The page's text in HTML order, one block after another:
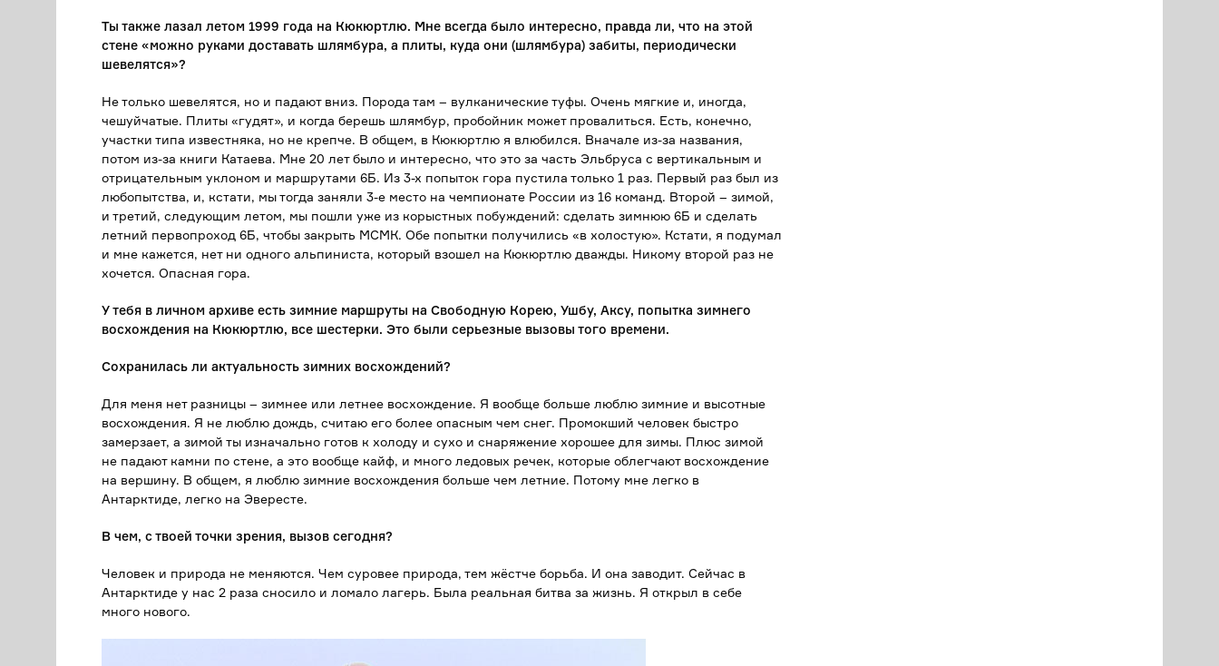
Ты также лазал летом 1999 года на Кюкюртлю. Мне всегда было интересно, правда ли, что на этой
стене «можно руками доставать шлямбура, а плиты, куда они (шлямбура) забиты, периодически
шевелятся»?
Не только шевелятся, но и падают вниз. Порода там – вулканические туфы. Очень мягкие и, иногда,
чешуйчатые. Плиты «гудят», и когда берешь шлямбур, пробойник может провалиться. Есть, конечно,
участки типа известняка, но не крепче. В общем, в Кюкюртлю я влюбился. Вначале из-за названия,
потом из-за книги Катаева. Мне 20 лет было и интересно, что это за часть Эльбруса с вертикальным и
отрицательным уклоном и маршрутами 6Б. Из 3-х попыток гора пустила только 1 раз. Первый раз был из
любопытства, и, кстати, мы тогда заняли 3-е место на чемпионате России из 16 команд. Второй – зимой,
и третий, следующим летом, мы пошли уже из корыстных побуждений: сделать зимнюю 6Б и сделать
летний первопроход 6Б, чтобы закрыть МСМК. Обе попытки получились «в холостую». Кстати, я подумал
и мне кажется, нет ни одного альпиниста, который взошел на Кюкюртлю дважды. Никому второй раз не
хочется. Опасная гора.
У тебя в личном архиве есть зимние маршруты на Свободную Корею, Ушбу, Аксу, попытка зимнего
восхождения на Кюкюртлю, все шестерки. Это были серьезные вызовы того времени.
Сохранилась ли актуальность зимних восхождений?
Для меня нет разницы – зимнее или летнее восхождение. Я вообще больше люблю зимние и высотные
восхождения. Я не люблю дождь, считаю его более опасным чем снег. Промокший человек быстро
замерзает, а зимой ты изначально готов к холоду и сухо и снаряжение хорошее для зимы. Плюс зимой
не падают камни по стене, а это вообще кайф, и много ледовых речек, которые облегчают восхождение
на вершину. В общем, я люблю зимние восхождения больше чем летние. Потому мне легко в
Антарктиде, легко на Эвересте.
В чем, с твоей точки зрения, вызов сегодня?
Человек и природа не меняются. Чем суровее природа, тем жёстче борьба. И она заводит. Сейчас в
Антарктиде у нас 2 раза сносило и ломало лагерь. Была реальная битва за жизнь. Я открыл в себе
много нового.